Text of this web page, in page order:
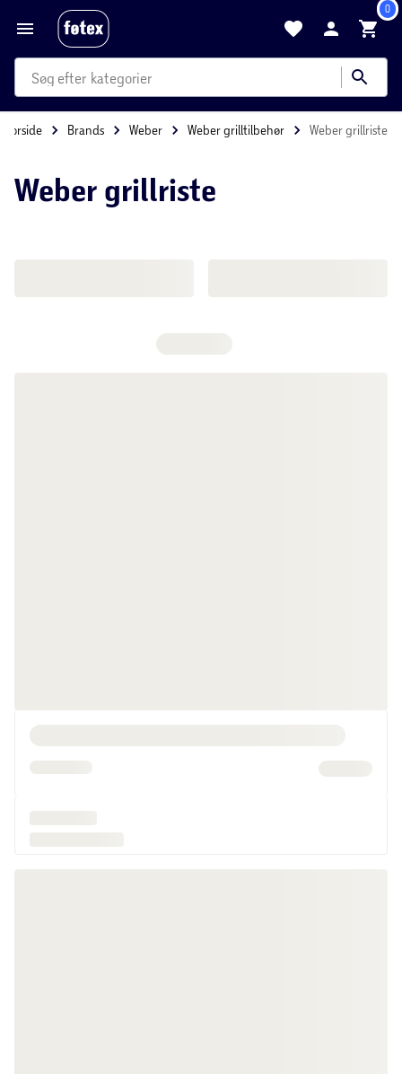
0
produkter
kategorier
mere end 35.000 varer
Forside Brands Weber Weber grilltilbehør Weber
Weber grillriste